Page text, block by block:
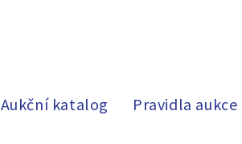
Aukční katalog Pravidla aukce